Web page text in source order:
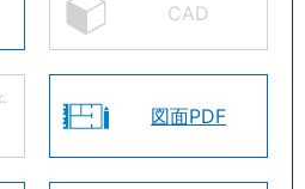
CAD
図面PDF